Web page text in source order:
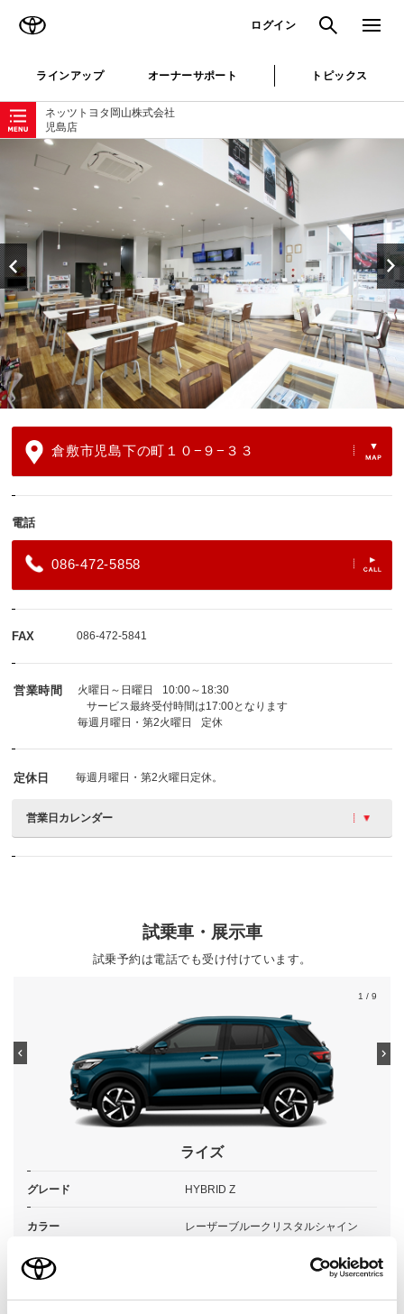
ログイン 検索 メニュ
ラインアップ オーナーサポート トピックス
ネッツトヨタ岡山株式会社
児島店
ローカルナビゲーション
倉敷市児島下の町１０−９−３３
電話
086-472-5858
FAX 086-472-5841
営業時間 火曜日～日曜日
10:00～18:30
サービス最終受付時間は17:00となります
毎週月曜日・第2火曜日
定休
定休日 毎週月曜日・第2火曜日定休。
営業日カレンダー
試乗車・展示車
試乗予約は電話でも受け付けています。
1 / 9
ライズ
グレード HYBRID Z
カラー レーザーブルークリスタルシャイン
エンジンタイプ
駆動方式 2WD FF